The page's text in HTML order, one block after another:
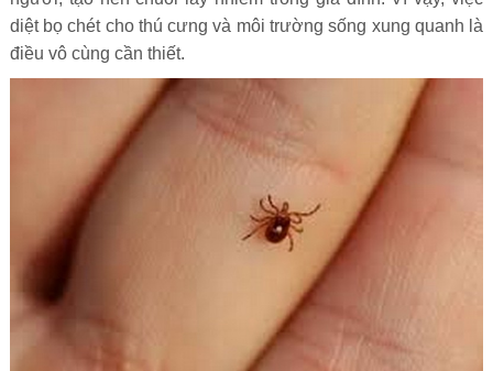
diệt bọ chét cho thú cưng và môi trường sống xung quanh là
điều vô cùng cần thiết.